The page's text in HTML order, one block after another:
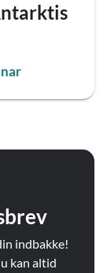
indbakke!
kan altid